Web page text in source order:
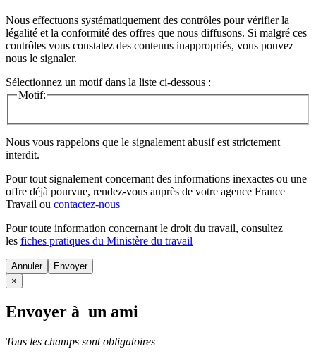
Nous effectuons systématiquement des contrôles pour vérifier la
légalité et la conformité des offres que nous diffusons. Si malgré ces
contrôles vous constatez des contenus inappropriés, vous pouvez
nous le signaler.
Sélectionnez un motif dans la liste ci-dessous :
Motif:
Nous vous rappelons que le signalement abusif est strictement
interdit.
Pour tout signalement concernant des informations inexactes ou une
offre déjà pourvue, rendez-vous auprès de votre agence France
Travail ou contactez-nous
Pour toute information concernant le droit du travail, consultez
les fiches pratiques du Ministère du travail
Annuler
×
Envoyer à un ami
Tous les champs sont obligatoires